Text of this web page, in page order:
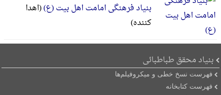
بنیاد فرهنگی امامت اهل بیت (ع)(اهدا
کننده)
بنیاد محقق طباطبائی
فهرست نسخ خطی و میکروفیلم‌ها
فهرست کتابخانه